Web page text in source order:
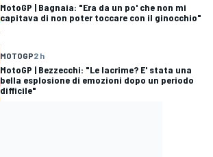
MotoGP | Bagnaia: "Era da un po' che non mi
capitava di non poter toccare con il ginocchio"
MOTOGP2 h
MotoGP | Bezzecchi: "Le lacrime? E' stata una
bella esplosione di emozioni dopo un periodo
difficile"